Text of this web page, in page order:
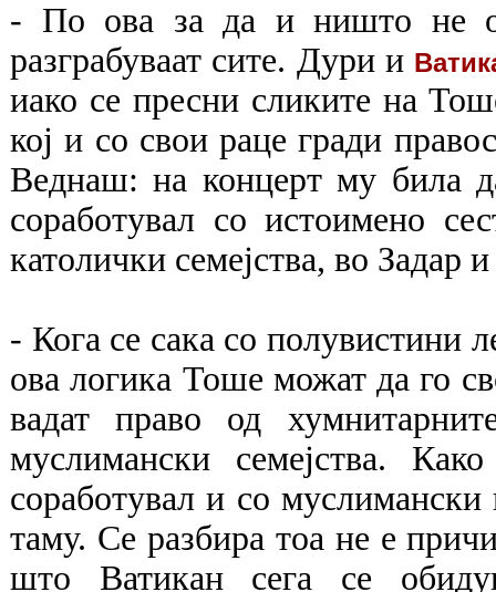
- По ова за да и ништо не
разграбуваат сите. Дури и
иако се пресни сликите на
кој и со свои раце гради
Веднаш: на концерт му била
соработувал со истоимено
католички семејства, во Задар
- Кога се сака со полувистини
ова логика Тоше можат да го
вадат право од
муслимански семејства.
соработувал и со
таму. Се разбира тоа не е
што Ватикан сега се